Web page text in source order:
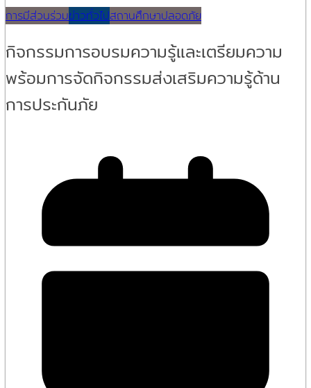
การมีส่วนร่วมข่าวทั่วไปสถานศึกษาปลอดภัย
กิจกรรมการอบรมความรู้และเตรียมความ
พร้อมการจัดกิจกรรมส่งเสริมความรู้ด้าน
การประกันภัย